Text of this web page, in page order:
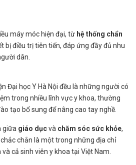
máy móc hiện đại, từ hệ thống chẩn
bị điều trị tiên tiến, đáp ứng đầy đủ nhu
dân.
Đại học Y Hà Nội đều là những người có
trong nhiều lĩnh vực y khoa, thường
tạo bổ sung để nâng cao tay nghề.
giữa giáo dụcvà chăm sóc sức khỏe,
chắc chắn là một trong những địa chỉ
cả sinh viên y khoa tại Việt Nam.